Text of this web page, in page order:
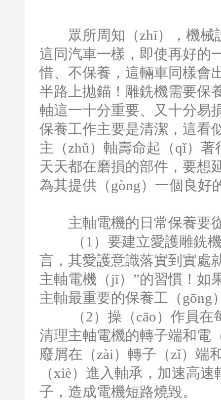
眾所周知（zhī），機械
這同汽車一樣，即使再好的
惜、不保養，這輛車同樣會
半路上拋錨！雕銑機需要保
軸這一十分重要、又十分易
保養工作主要是清潔，這看
主（zhǔ）軸壽命起（qǐ）
天天都在磨損的部件，要想
為其提供（gòng）一個良好
主軸電機的日常保養要
（1 ）要建立愛護雕銑
言，其愛護意識落實到實處
主軸電機（jī）”的習慣！如
主軸最重要的保養工（gōng
（2）操（cāo）作員
清理主軸電機的轉子端和電
廢屑在（zài）轉子（zǐ）端
（xiè）進入軸承，加速高
子，造成電機短路燒毀。